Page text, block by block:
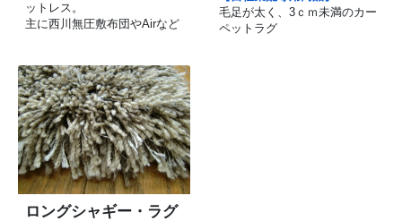
ットレス。
主に西川無圧敷布団やAirなど
毛足が太く、3ｃｍ未満のカー
ペットラグ
ロングシャギー・ラグ